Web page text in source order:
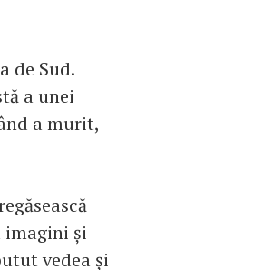
de Sud.
a unei
a murit,
imagini și
vedea și